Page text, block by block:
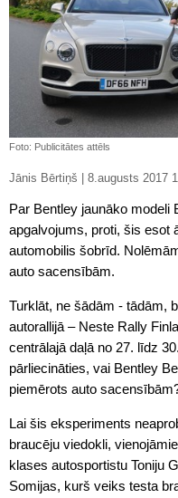
Foto: Publicitātes attēls
Jānis Bērtiņš | 8.augusts
Par Bentley jaunāko modeli
apgalvojums, proti, šis esot
automobilis šobrīd. Nolēmām veikt
auto sacensībām.
Turklāt, ne šādām - tādām,
autorallijā – Neste Rally
centrālajā daļā no 27. līdz
pārliecināties, vai Bentley
piemērots auto
Lai šis eksperiments
braucēju viedokli,
klases autosportistu Toniju
Somijas, kurš veiks testa